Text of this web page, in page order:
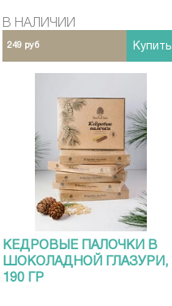
В НАЛИЧИИ
249 руб Купить
КЕДРОВЫЕ ПАЛОЧКИ В
ШОКОЛАДНОЙ ГЛАЗУРИ,
190 ГР